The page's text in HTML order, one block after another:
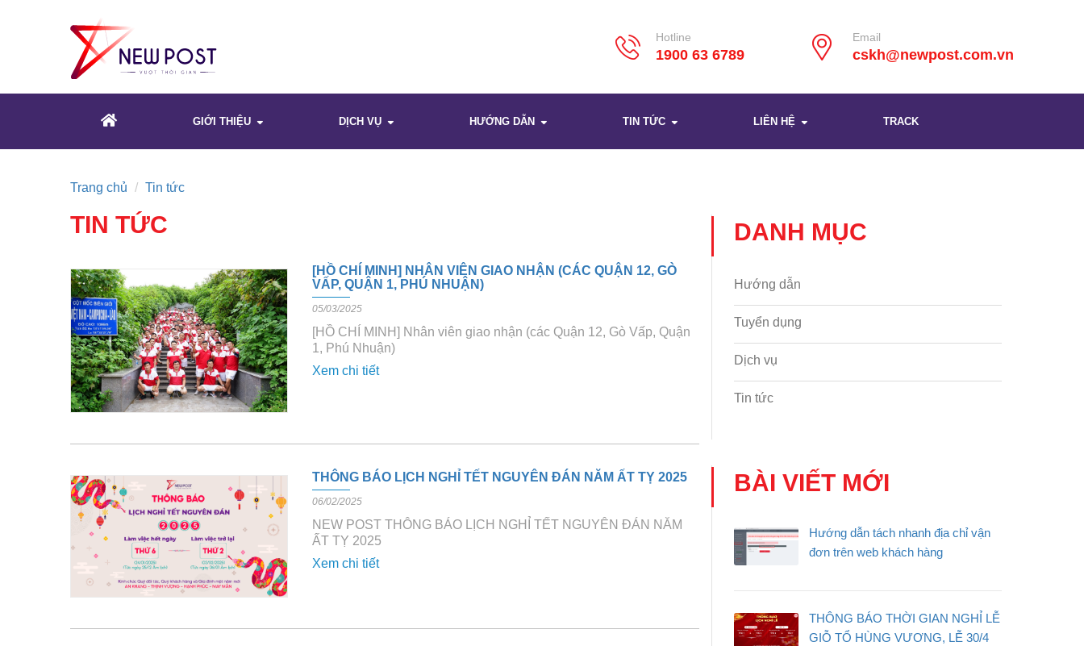
Hotline
1900 63 6789
Email
cskh@newpost.com.vn
GIỚI THIỆU DỊCH VỤ HƯỚNG DẪN TIN TỨC LIÊN HỆ TRACK
Trang chủ Tin tức
TIN TỨC
[HỒ CHÍ MINH] NHÂN VIÊN GIAO NHẬN (CÁC QUẬN 12, GÒ
VẤP, QUẬN 1, PHÚ NHUẬN)
05/03/2025
[HỒ CHÍ MINH] Nhân viên giao nhận (các Quận 12, Gò Vấp, Quận
1, Phú Nhuận)
Xem chi tiết
THÔNG BÁO LỊCH NGHỈ TẾT NGUYÊN ĐÁN NĂM ẤT TỴ 2025
06/02/2025
NEW POST THÔNG BÁO LỊCH NGHỈ TẾT NGUYÊN ĐÁN NĂM
ẤT TỴ 2025
Xem chi tiết
DANH MỤC
Hướng dẫn
Tuyển dụng
Dịch vụ
Tin tức
BÀI VIẾT MỚI
Hướng dẫn tách nhanh địa chỉ vận
đơn trên web khách hàng
THÔNG BÁO THỜI GIAN NGHỈ LỄ
GIỖ TỔ HÙNG VƯƠNG, LỄ 30/4